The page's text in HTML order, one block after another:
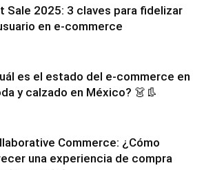
Sale 2025: 3 claves para fidelizar
en e-commerce
es el estado del e-commerce en
y calzado en México? 👗👢
Commerce: ¿Cómo
una experiencia de compra